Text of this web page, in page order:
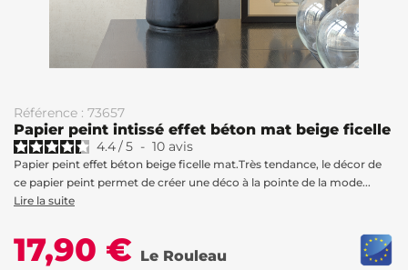
Référence : 73657
Papier peint intissé effet béton mat beige ficelle
4.4/5 - 10 avis
Papier peint effet béton beige ficelle mat.Très tendance, le décor de
ce papier peint permet de créer une déco à la pointe de la mode...
Lire la suite
17,90 € Le Rouleau